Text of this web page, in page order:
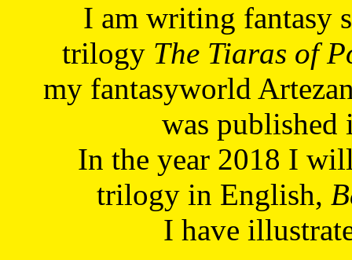
I am writing fantasy
trilogy The Tiaras of
my fantasyworld
was published
In the year 2018 I
trilogy in English,
I have